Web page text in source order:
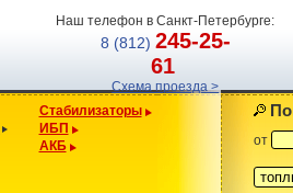
Наш телефон в Санкт-Петербурге:
8 (812) 245-25-
61
Схема проезда >
Стабилизаторы
ИБП
АКБ
от